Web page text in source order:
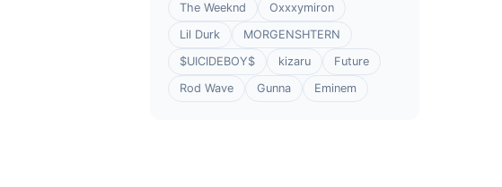
The Weeknd
Oxxxymiron
Lil Durk
MORGENSHTERN
$UICIDEBOY$
kizaru
Future
Rod Wave
Gunna Eminem